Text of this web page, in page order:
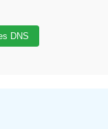
DNS